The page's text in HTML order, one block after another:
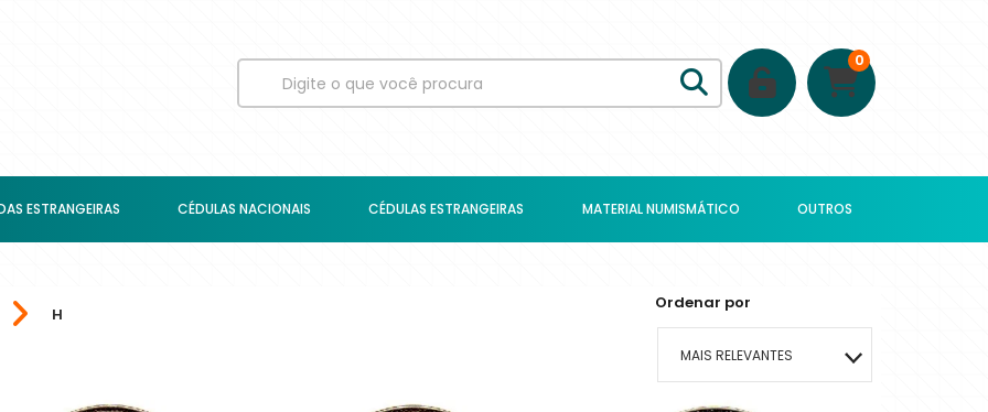
0
ESTRANGEIRAS CÉDULAS NACIONAIS CÉDULAS ESTRANGEIRAS MATERIAL NUMISMÁTICO OUTROS
H
Ordenar por
MAIS RELEVANTES